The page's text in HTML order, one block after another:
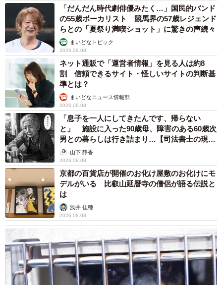
ナルの「寅さんカレー」（税別１０００円）。焼酎に浸け
た高麗人参、タツノオトシゴ、クコの実、ウコンなどの薬
膳エキスを入れて寸胴鍋で煮込み、２～３か月ほど冷凍庫
で熟成させた逸品だ。このカレーを食べたくて遠方から訪
れる人も多い。
閉店で食べられなくなることを思い、記者は「レトルト
カレーにして通販は？」と僭越ながら提案したが、蛾次郎
は「その話は昔あったけど断った。この店で食べるからい
いんですよ」。亮太は「寅さん関連のイベントなどで作ら
せていただく可能性はあるかもしれません」と示唆した。
４３年間連れ添った愛妻の和子さんが多発性骨髄腫のた
め６８歳で亡くなって４年。父と子で店を守ってきたが、
２０年の大みそかで幕を閉じる。この時代、場所を変えた
としても、新たに店をやることは厳しい。共に俳優業に専
念するつもりだ。蛾次郎は今年公開された映画「罪の声」
に出演。「大阪のお好み焼き屋の大将の役です。主役の小
栗旬さんと絡ませてもらいました」。７６歳、店を閉め、
生涯一役者に徹する。
「だんだん時代劇俳優みたく…」国民的バンド
の55歳ボーカリスト 競馬界の57歳レジェンド
らとの「夏祭り満喫ショット」に驚きの声続々
まいどなトピック
2026.08.08
ネット通販で「運営者情報」を見る人は約8
割 信頼できるサイト・怪しいサイトの判断基
準とは？
まいどなニュース情報部
2026.08.08
「息子を一人にしてきたんです、帰らない
と」 施設に入った90歳母、障害のある60歳次
男との暮らしは行き詰まり…【司法書士の現場
から】山下 静香
2026.08.08
京都の百貨店が開催のお化け屋敷のお化けにモ
デルがいる 比叡山延暦寺の僧侶が語る伝説と
は
浅井 佳穂
2026.08.08